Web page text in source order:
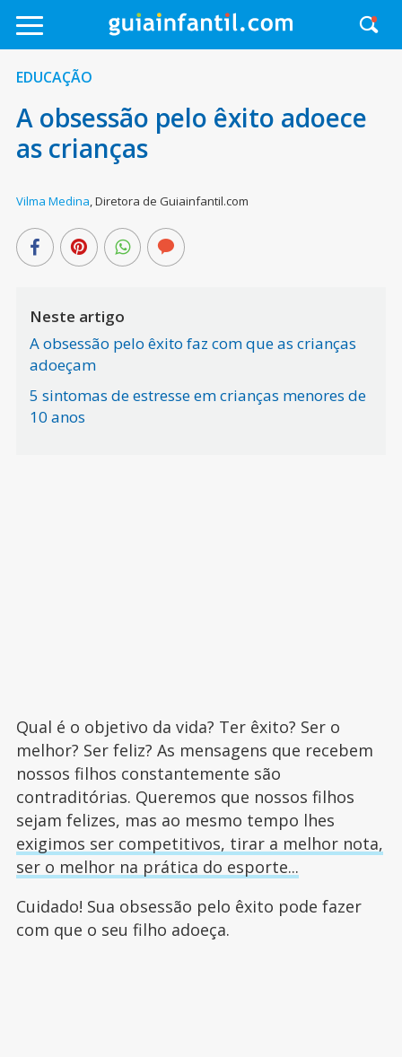
EDUCAÇÃO
A obsessão pelo êxito adoece
as crianças
Vilma Medina,Diretora de Guiainfantil.com
Neste artigo
A obsessão pelo êxito faz com que as crianças
adoeçam
5 sintomas de estresse em crianças menores de
10 anos
Qual é o objetivo da vida? Ter êxito? Ser o
melhor? Ser feliz? As mensagens que recebem
nossos filhos constantemente são
contraditórias. Queremos que nossos filhos
sejam felizes, mas ao mesmo tempo lhes
exigimos ser competitivos, tirar a melhor nota,
ser o melhor na prática do esporte...
Cuidado! Sua obsessão pelo êxito pode fazer
com que o seu filho adoeça.